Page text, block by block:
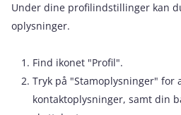
Under dine profilindstillinger kan
oplysninger.
Find ikonet "Profil".
Tryk på "Stamoplysninger" for
kontaktoplysninger, samt din